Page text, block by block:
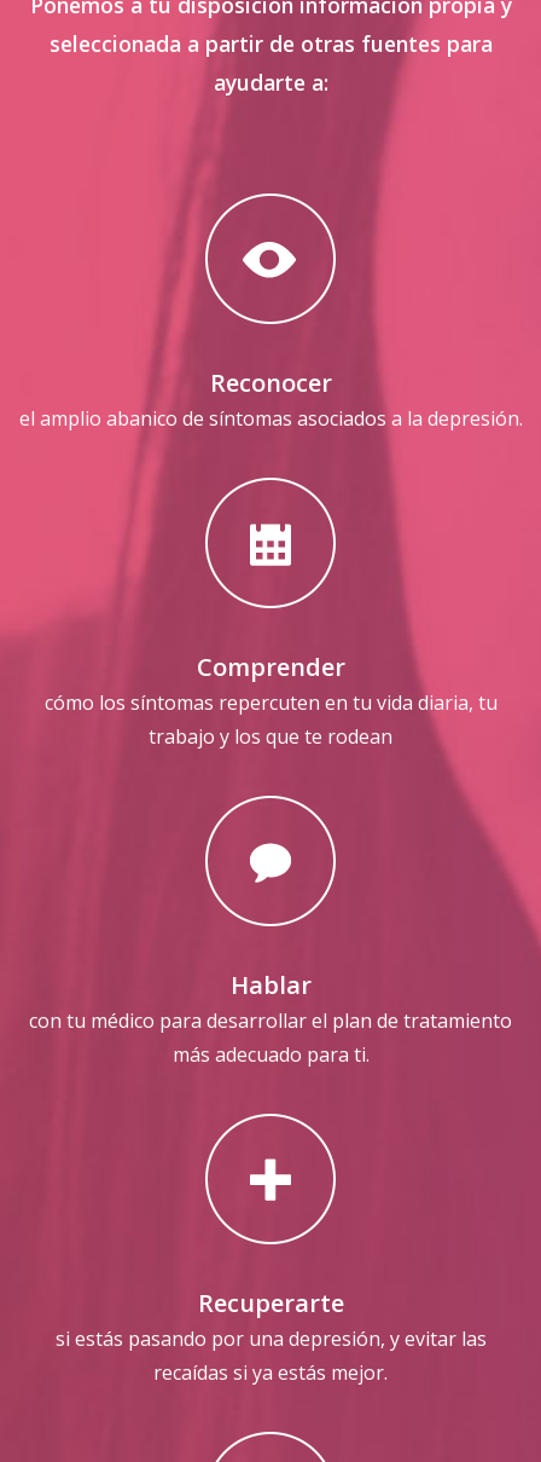
seleccionada a partir de otras fuentes para
ayudarte a:
Reconocer
el amplio abanico de síntomas asociados a la depresión.
Comprender
cómo los síntomas repercuten en tu vida diaria, tu
trabajo y los que te rodean
Hablar
con tu médico para desarrollar el plan de tratamiento
más adecuado para ti.
Recuperarte
si estás pasando por una depresión, y evitar las
recaídas si ya estás mejor.